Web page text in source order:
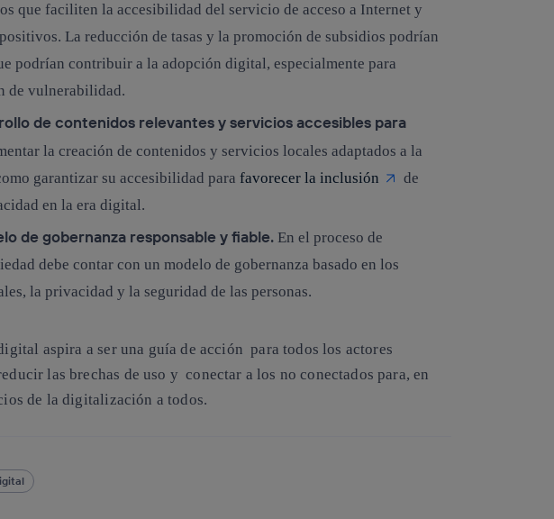
que faciliten la accesibilidad del servicio de acceso a Internet y
La reducción de tasas y la promoción de subsidios podrían
podrían contribuir a la adopción digital, especialmente para
de vulnerabilidad.
de contenidos relevantes y servicios accesibles para
la creación de contenidos y servicios locales adaptados a la
garantizar su accesibilidad para favorecer la inclusión
de
en la era digital.
de gobernanza responsable y fiable. En el proceso de
debe contar con un modelo de gobernanza basado en los
la privacidad y la seguridad de las personas.
aspira a ser una guía de acción para todos los actores
las brechas de uso y conectar a los no conectados para, en
de la digitalización a todos.